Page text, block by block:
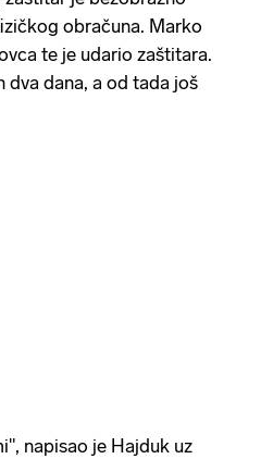
obračuna. Marko
te je udario zaštitara.
dva dana, a od tada još
napisao je Hajduk uz